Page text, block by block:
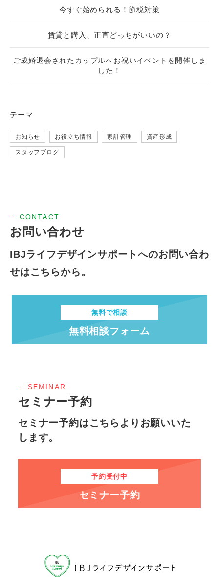
今すぐ始められる！節税対策
賃貸と購入、正直どっちがいいの？
ご成婚退会されたカップルへお祝いイベントを開催しま
した！
テーマ
お知らせ お役立ち情報 家計管理 資産形成
スタッフブログ
CONTACT
お問い合わせ
IBJライフデザインサポートへのお問い合わ
せはこちらから。
無料で相談
無料相談フォーム
SEMINAR
セミナー予約
セミナー予約はこちらよりお願いいた
します。
予約受付中
セミナー予約